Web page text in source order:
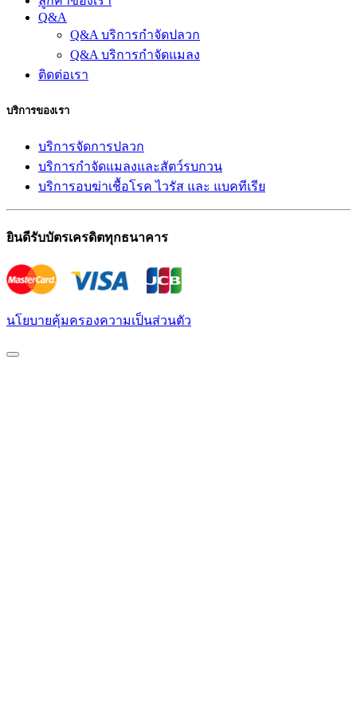
Q&A
Q&A บริการกำจัดปลวก
Q&A บริการกำจัดแมลง
ติดต่อเรา
บริการของเรา
บริการจัดการปลวก
บริการกำจัดแมลงและสัตว์รบกวน
บริการอบฆ่าเชื้อโรค ไวรัส และ แบคทีเรีย
ยินดีรับบัตรเครดิตทุกธนาคาร
นโยบายคุ้มครองความเป็นส่วนตัว